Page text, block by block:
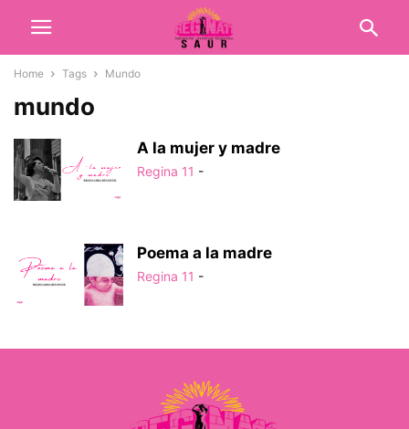
Home Tags Mundo
mundo
A la mujer y madre
Regina 11 -
Poema a la madre
Regina 11 -